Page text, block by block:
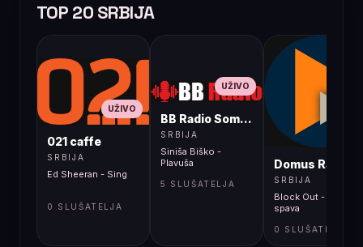
TOP 20 SRBIJA
UŽIVO
021 caffe
SRBIJA
Ed Sheeran - Sing
0 SLUŠATELJA
UŽIVO
BB Radio Sombor
SRBIJA
Siniša Biško -
Plavuša
5 SLUŠATELJA
Domus Radio
SRBIJA
Block Out -
spava
0 SLUŠATELJA